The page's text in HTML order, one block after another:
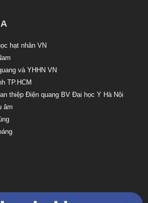
hạt nhân VN
và YHHN VN
TP.HCM
thiệp Điện quang BV Đại học Y Hà Nội
âm